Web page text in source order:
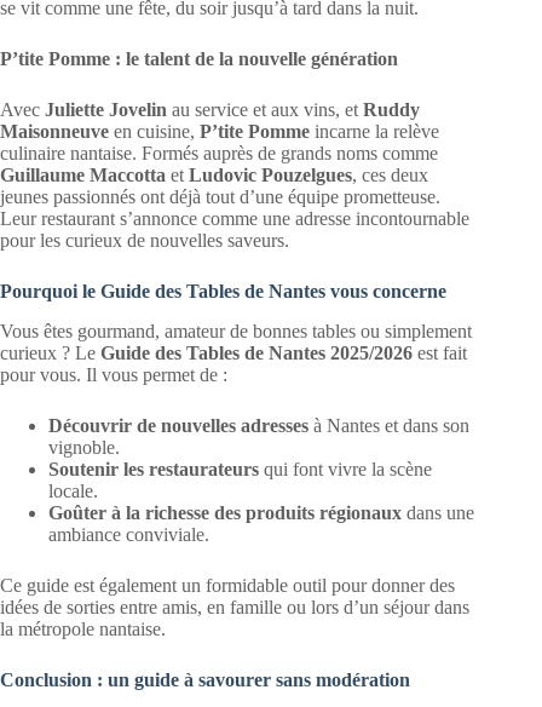
se vit comme une fête, du soir jusqu’à tard dans la nuit.
P’tite Pomme : le talent de la nouvelle génération
Avec Juliette Jovelin au service et aux vins, et Ruddy
Maisonneuve en cuisine, P’tite Pomme incarne la relève
culinaire nantaise. Formés auprès de grands noms comme
Guillaume Maccotta et Ludovic Pouzelgues, ces deux
jeunes passionnés ont déjà tout d’une équipe prometteuse.
Leur restaurant s’annonce comme une adresse incontournable
pour les curieux de nouvelles saveurs.
Pourquoi le Guide des Tables de Nantes vous concerne
Vous êtes gourmand, amateur de bonnes tables ou simplement
curieux ? Le Guide des Tables de Nantes 2025/2026 est fait
pour vous. Il vous permet de :
Découvrir de nouvelles adresses à Nantes et dans son
vignoble.
Soutenir les restaurateurs qui font vivre la scène
locale.
Goûter à la richesse des produits régionaux dans une
ambiance conviviale.
Ce guide est également un formidable outil pour donner des
idées de sorties entre amis, en famille ou lors d’un séjour dans
la métropole nantaise.
Conclusion : un guide à savourer sans modération